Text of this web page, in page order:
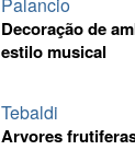
Palancio
Decoração de
estilo musical
Tebaldi
Arvores